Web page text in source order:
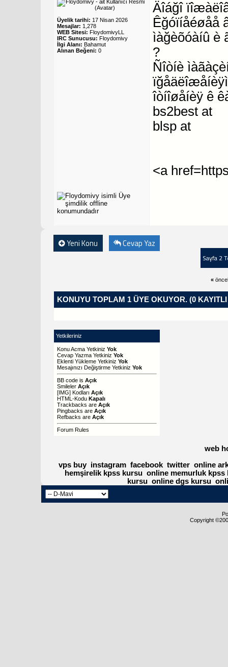
Üyelik tarihi: 17 Nisan 2026
Mesajlar: 1,278
WEB Sitesi: FloydomivyLL
IRC Sunucusu: Floydomivy
İlgi Alanı: Bahamut
Alınan Beğeni: 0
Äîáğî
Êğóïíåéøåå
ìàğèõóàíû è
?
Ñîòíè
îòíîøåíèÿ ê
bs2best at
blsp at
<a
Yeni Konu Cevap Yaz
Sayfa 2
«
KONUYU TOPLAM 1 ÜYE OKUYOR.(0
Yetkileriniz
Konu Acma YetkinizYok
Cevap Yazma YetkinizYok
Eklenti Yükleme YetkinizYok
Mesajınızı Değiştirme YetkinizYok
BB code isAçık
Smileler Açık
[IMG] KodlarıAçık
HTML-KoduKapalı
Trackbacks areAçık
Pingbacks areAçık
Refbacks areAçık
Forum Rules
web
vps buy instagram facebook twitter online
hemşirelik kpss kursu online memurluk kpss
kursu online dgs kursu
Copyright